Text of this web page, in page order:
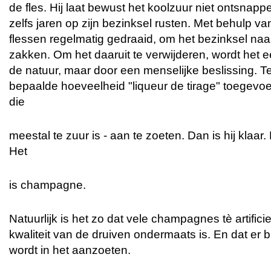
de fles. Hij laat bewust het koolzuur niet
zelfs jaren op zijn bezinksel rusten. Met behulp
flessen regelmatig gedraaid, om het bezinksel
zakken. Om het daaruit te verwijderen, wordt het
de natuur, maar door een menselijke beslissing.
bepaalde hoeveelheid "liqueur de tirage"
die
meestal te zuur is - aan te zoeten. Dan is hij
Het
is champagne.
Natuurlijk is het zo dat vele champagnes tè
kwaliteit van de druiven ondermaats is. En dat er
wordt in het aanzoeten.